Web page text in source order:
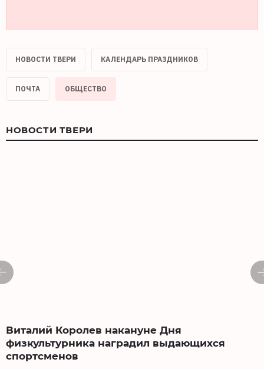
НОВОСТИ ТВЕРИ КАЛЕНДАРЬ ПРАЗДНИКОВ
ПОЧТА ОБЩЕСТВО
НОВОСТИ ТВЕРИ
Виталий Королев накануне Дня
физкультурника наградил выдающихся
спортсменов